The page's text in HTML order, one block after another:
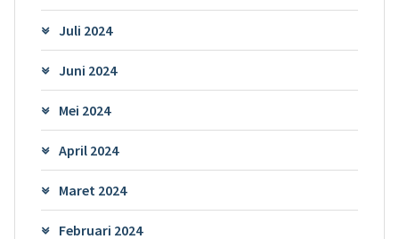
Juli 2024
Juni 2024
Mei 2024
April 2024
Maret 2024
Februari 2024